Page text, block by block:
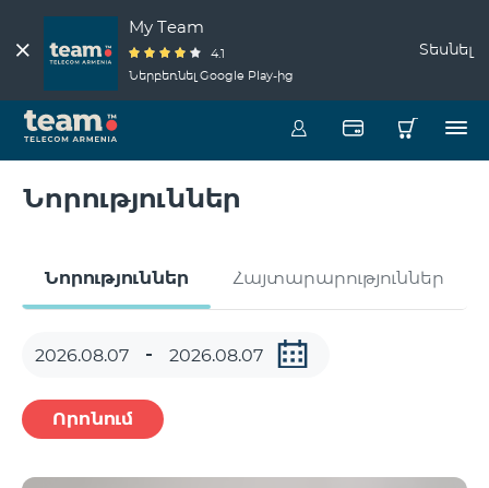
My Team
4.1
Ներբեռնել Google Play-ից
Տեսնել
Նորություններ
Նորություններ Հայտարարություններ
Որոնում